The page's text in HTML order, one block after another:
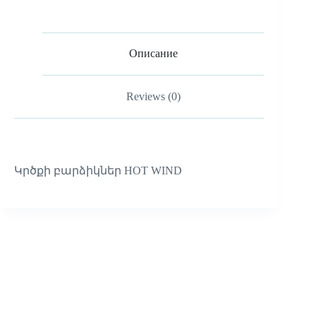
Описание
Reviews (0)
Կրծքի բարձիկներ HOT WIND